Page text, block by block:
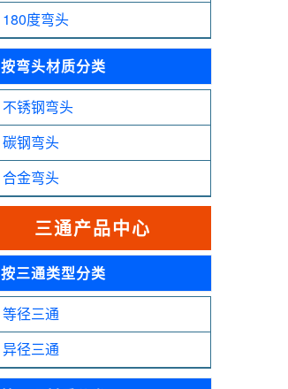
180度弯头
按弯头材质分类
不锈钢弯头
碳钢弯头
合金弯头
三通产品中心
按三通类型分类
等径三通
异径三通